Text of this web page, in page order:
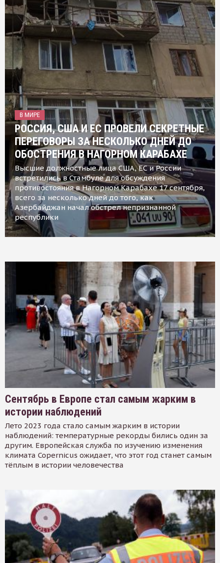
В МИРЕ
РОССИЯ, США И ЕС ПРОВЕЛИ СЕКРЕТНЫЕ
ПЕРЕГОВОРЫ ЗА НЕСКОЛЬКО ДНЕЙ ДО
ОБОСТРЕНИЯ В НАГОРНОМ КАРАБАХЕ
Высшие должностные лица США, ЕС и России
встретились в Стамбуле для обсуждения
противостояния в Нагорном Карабахе 17 сентября,
всего за несколько дней до того, как
Азербайджан начал обстрел непризнанной
республики
Сентябрь в Европе стал самым жарким в
истории наблюдений
Лето 2023 года стало самым жарким в истории
наблюдений: температурные рекорды бились один за
другим. Европейская служба по изучению изменения
климата Copernicus ожидает, что этот год станет самым
тёплым в истории человечества